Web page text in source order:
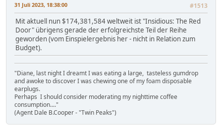
31 Juli 2023, 18:38:00 #1513
Mit aktuell nun $174,381,584 weltweit ist "Insidious: The Red
Door" übrigens gerade der erfolgreichste Teil der Reihe
geworden (vom Einspielergebnis her - nicht in Relation zum
Budget).
"Diane, last night I dreamt I was eating a large, tasteless gumdrop
and awoke to discover I was chewing one of my foam disposable
earplugs.
Perhaps I should consider moderating my nighttime coffee
consumption...."
(Agent Dale B.Cooper - "Twin Peaks")